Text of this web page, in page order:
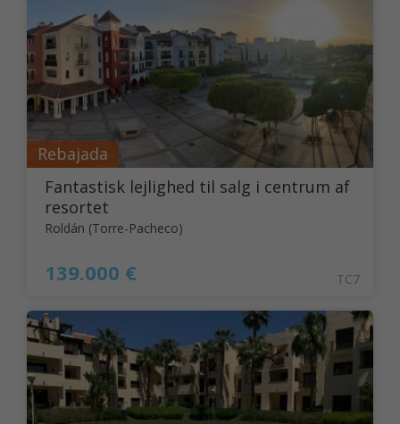
Rebajada
Fantastisk lejlighed til salg i centrum af
resortet
Roldán (Torre-Pacheco)
139.000 € TC7